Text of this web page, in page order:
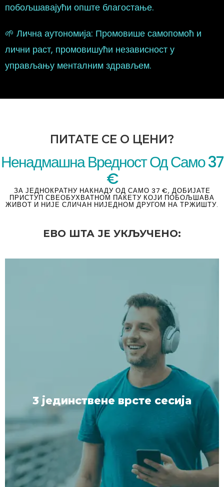
побољшавајући опште благостање.
🌱 Лична аутономија: Промовише самопомоћ и
лични раст, промовишући независност у
управљању менталним здрављем.
ПИТАТЕ СЕ О ЦЕНИ?
Ненадмашна Вредност Од Само 37
€
ЗА ЈЕДНОКРАТНУ НАКНАДУ ОД САМО 37 €, ДОБИЈАТЕ
ПРИСТУП СВЕОБУХВАТНОМ ПАКЕТУ КОЈИ ПОБОЉШАВА
ЖИВОТ И НИЈЕ СЛИЧАН НИЈЕДНОМ ДРУГОМ НА ТРЖИШТУ.
ЕВО ШТА ЈЕ УКЉУЧЕНО:
3 јединствене врсте сесија